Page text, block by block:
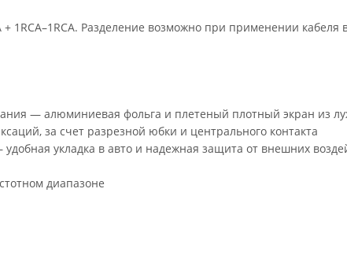
1RCA–1RCA. Разделение возможно при применении кабеля
— алюминиевая фольга и плетеный плотный экран из
за счет разрезной юбки и центрального контакта
укладка в авто и надежная защита от внешних
диапазоне